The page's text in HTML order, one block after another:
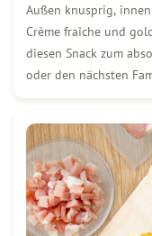
Außen knusprig,
Crème fraîche und
diesen Snack zum
oder den nächsten